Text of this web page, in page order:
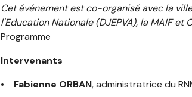
Cet événement est co-organisé avec la
l'Education Nationale (DJEPVA), la MAIF et
Programme
Intervenants
• Fabienne ORBAN, administratrice du